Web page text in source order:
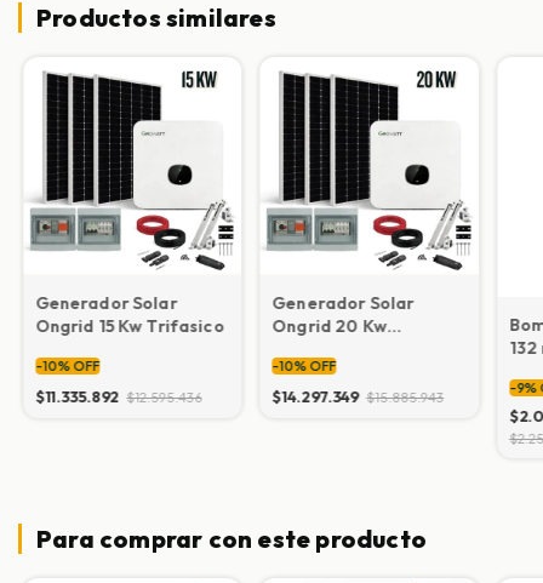
Productos similares
Generador Solar
Ongrid 15 Kw Trifasico
-10% OFF
$11.335.892 $12.595.436
Generador Solar
Ongrid 20 Kw
-10% OFF
$14.297.349 $15.885.943
-9%
Para comprar con este producto